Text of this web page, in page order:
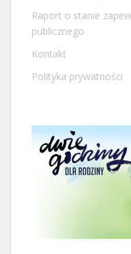
Raport o stanie
publicznego
Kontakt
Polityka prywatności